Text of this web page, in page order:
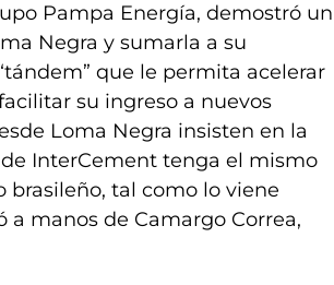
Pampa Energía, demostró un
Negra y sumarla a su
que le permita acelerar
su ingreso a nuevos
Loma Negra insisten en la
InterCement tenga el mismo
brasileño, tal como lo viene
a manos de Camargo Correa,